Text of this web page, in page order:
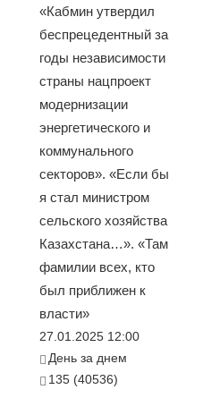
«Кабмин утвердил
беспрецедентный за
годы независимости
страны нацпроект
модернизации
энергетического и
коммунального
секторов». «Если бы
я стал министром
сельского хозяйства
Казахстана…». «Там
фамилии всех, кто
был приближен к
власти»
27.01.2025 12:00
День за днем
135 (40536)